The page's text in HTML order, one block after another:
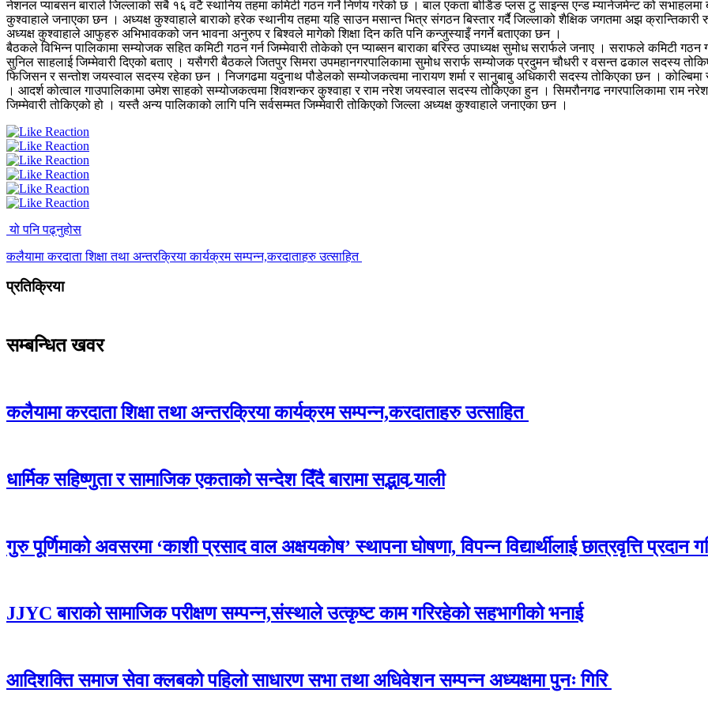
नेशनल प्याबसन बाराले जिल्लाको सबै १६ वटै स्थानिय तहमा कमिटी गठन गर्ने निर्णय गरेको छ । बाल एकता बोर्डिङ प्लस टु साइन्स एन्ड म्यानेजमेन्ट को
कुश्वाहाले जनाएका छन । अध्यक्ष कुश्वाहाले बाराको हरेक स्थानीय तहमा यहि साउन मसान्त भित्र संगठन बिस्तार गर्दै जिल्लाको शैक्षिक जगतमा अझ
अध्यक्ष कुश्वाहाले आफुहरु अभिभावकको जन भावना अनुरुप र बिश्वले मागेको शिक्षा दिन कति पनि कन्जुस्याइँ नगर्ने बताएका छन ।
बैठकले विभिन्न पालिकामा सम्योजक सहित कमिटी गठन गर्न जिम्मेवारी तोकेको एन प्याब्सन बाराका बरिस्ठ उपाध्यक्ष सुमोध सरार्फले जनाए । सराफले कमिटी
सुनिल साहलाई जिम्मेवारी दिएको बताए । यसैगरी बैठकले जितपुर सिमरा उपमहानगरपालिकामा सुमोध सरार्फ सम्योजक प्रदुमन चौधरी र वसन्त ढकाल सदस्य
फिजिसन र सन्तोश जयस्वाल सदस्य रहेका छन । निजगढमा यदुनाथ पौडेलको सम्योजकत्वमा नारायण शर्मा र सानुबाबु अधिकारी सदस्य तोकिएका छन ।
। आदर्श कोत्वाल गाउपालिकामा उमेश साहको सम्योजकत्वमा शिवशन्कर कुश्वाहा र राम नरेश जयस्वाल सदस्य तोकिएका हुन । सिमरौनगढ नगरपालिकामा
जिम्मेवारी तोकिएको हो । यस्तै अन्य पालिकाको लागि पनि सर्वसम्मत जिम्मेवारी तोकिएको जिल्ला अध्यक्ष कुश्वाहाले जनाएका छन ।
यो पनि पढ्नुहोस
कलैयामा करदाता शिक्षा तथा अन्तरक्रिया कार्यक्रम सम्पन्न,करदाताहरु उत्साहित
प्रतिक्रिया
सम्बन्धित खवर
कलैयामा करदाता शिक्षा तथा अन्तरक्रिया कार्यक्रम सम्पन्न,करदाताहरु उत्साहित
धार्मिक सहिष्णुता र सामाजिक एकताको सन्देश दिँदै बारामा सद्भाव र्‍याली
गुरु पूर्णिमाको अवसरमा ‘काशी प्रसाद वाल अक्षयकोष’ स्थापना घोषणा, विपन्न विद्यार्थीलाई छात्रवृत्ति प्रदान
JJYC बाराको सामाजिक परीक्षण सम्पन्न,संस्थाले उत्कृष्ट काम गरिरहेको सहभागीको भनाई
आदिशक्ति समाज सेवा क्लबको पहिलो साधारण सभा तथा अधिवेशन सम्पन्न अध्यक्षमा पुनः गिरि